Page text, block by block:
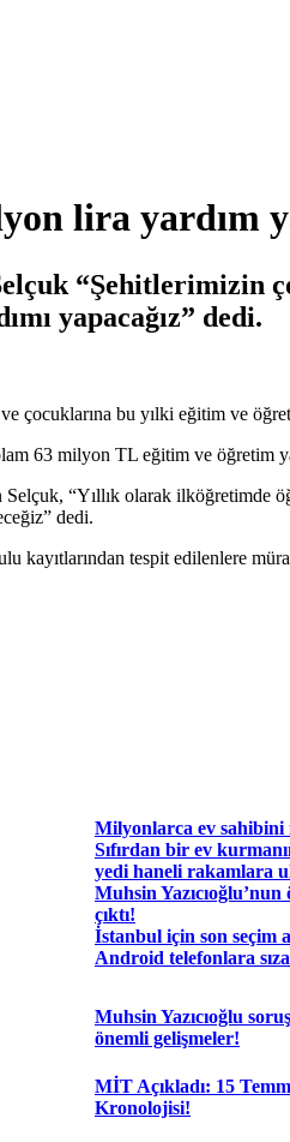
lira yardım
“Şehitlerimizin
yapacağız” dedi.
bu yılki eğitim ve
63 milyon TL eğitim ve öğretim
“Yıllık olarak
dedi.
tespit edilenlere
Milyonlarca ev
Sıfırdan bir ev
yedi haneli rakamlara
Muhsin
çıktı!
İstanbul için son seçim
Android telefonlara
Muhsin Yazıcıoğlu
önemli gelişmeler!
MİT Açıkladı: 15
Kronolojisi!